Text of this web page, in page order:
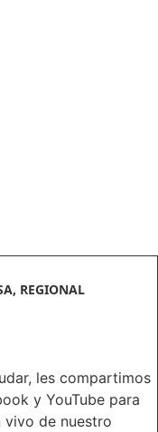
, REGIONAL
les compartimos
y YouTube para
vivo de nuestro